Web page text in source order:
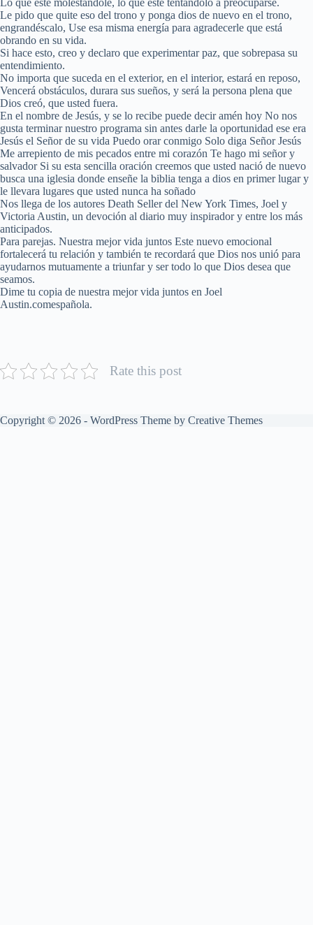
Le pido que quite eso del trono y ponga dios de nuevo en el trono,
engrandéscalo, Use esa misma energía para agradecerle que está
obrando en su vida.
Si hace esto, creo y declaro que experimentar paz, que sobrepasa su
entendimiento.
No importa que suceda en el exterior, en el interior, estará en reposo,
Vencerá obstáculos, durara sus sueños, y será la persona plena que
Dios creó, que usted fuera.
En el nombre de Jesús, y se lo recibe puede decir amén hoy No nos
gusta terminar nuestro programa sin antes darle la oportunidad ese era
Jesús el Señor de su vida Puedo orar conmigo Solo diga Señor Jesús
Me arrepiento de mis pecados entre mi corazón Te hago mi señor y
salvador Si su esta sencilla oración creemos que usted nació de nuevo
busca una iglesia donde enseñe la biblia tenga a dios en primer lugar y
le llevara lugares que usted nunca ha soñado
Nos llega de los autores Death Seller del New York Times, Joel y
Victoria Austin, un devoción al diario muy inspirador y entre los más
anticipados.
Para parejas. Nuestra mejor vida juntos Este nuevo emocional
fortalecerá tu relación y también te recordará que Dios nos unió para
ayudarnos mutuamente a triunfar y ser todo lo que Dios desea que
seamos.
Dime tu copia de nuestra mejor vida juntos en Joel
Austin.comespañola.
Rate this post
Copyright © 2026 - WordPress Theme by Creative Themes